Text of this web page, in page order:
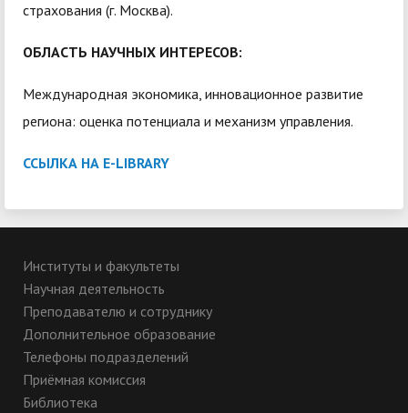
страхования (г. Москва).
ОБЛАСТЬ НАУЧНЫХ ИНТЕРЕСОВ:
Международная экономика, инновационное развитие
региона: оценка потенциала и механизм управления.
ССЫЛКА НА E-LIBRARY
Институты и факультеты
Научная деятельность
Преподавателю и сотруднику
Дополнительное образование
Телефоны подразделений
Приёмная комиссия
Библиотека